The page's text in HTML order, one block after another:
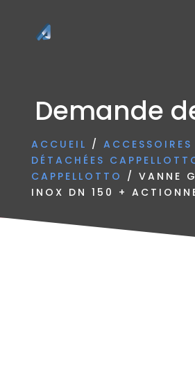
Demande
ACCUEIL /
DÉTACHÉES
CAPPELLOTTO / VANNE
INOX DN 150 +